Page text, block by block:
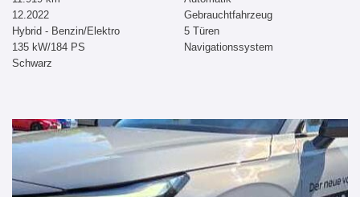
12.2022
Hybrid - Benzin/Elektro
135 kW/184 PS
Schwarz
Gebrauchtfahrzeug
5 Türen
Navigationssystem